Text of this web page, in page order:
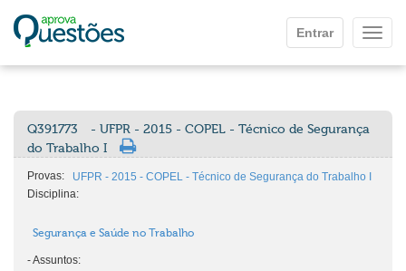
Entrar
Q391773
- UFPR - 2015 - COPEL - Técnico de Segurança
do Trabalho I
Provas:
UFPR - 2015 - COPEL - Técnico de Segurança do Trabalho I
Disciplina:
Segurança e Saúde no Trabalho
-Assuntos: